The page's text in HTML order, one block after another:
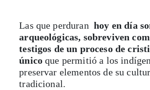
Las que perduran hoy en día
arqueológicas, sobreviven
testigos de un proceso de
único que permitió a los
preservar elementos de su
tradicional.